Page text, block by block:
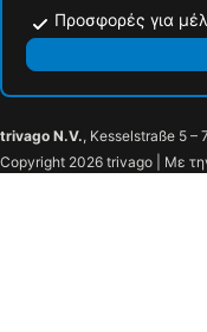
Προσφορές για
trivago N.V., Kesselstraße 5 –
Copyright 2026 trivago | Με